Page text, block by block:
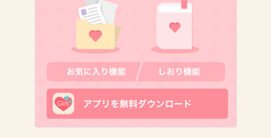
ゴールデンボンバーの白メイク樽美酒研二の素顔かっこよすぎワロタ ゴー
ルデンボンバー 白メイクの樽美酒研二（ダルビッシュケンジ）
+144
2013/04/26(金) 03:37:32
いいお父さんになりそうな気はする